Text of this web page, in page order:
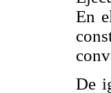
En
De